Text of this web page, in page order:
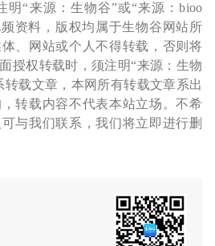
明“来源：生物谷”或“来源：bioo
资料，版权均属于生物谷网站所
、网站或个人不得转载，否则将
授权转载时，须注明“来源：生物
转载文章，本网所有转载文章系出
转载内容不代表本站立场。不希
与我们联系，我们将立即进行删